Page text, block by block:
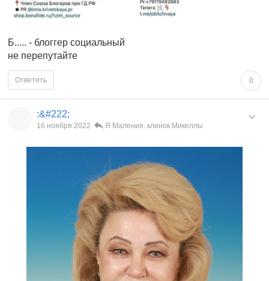
Б..... - блоггер социальный
не перепутайте
0
Ответить
:&#222;
16 ноября 2022 Я Маления. клинок Микеллы